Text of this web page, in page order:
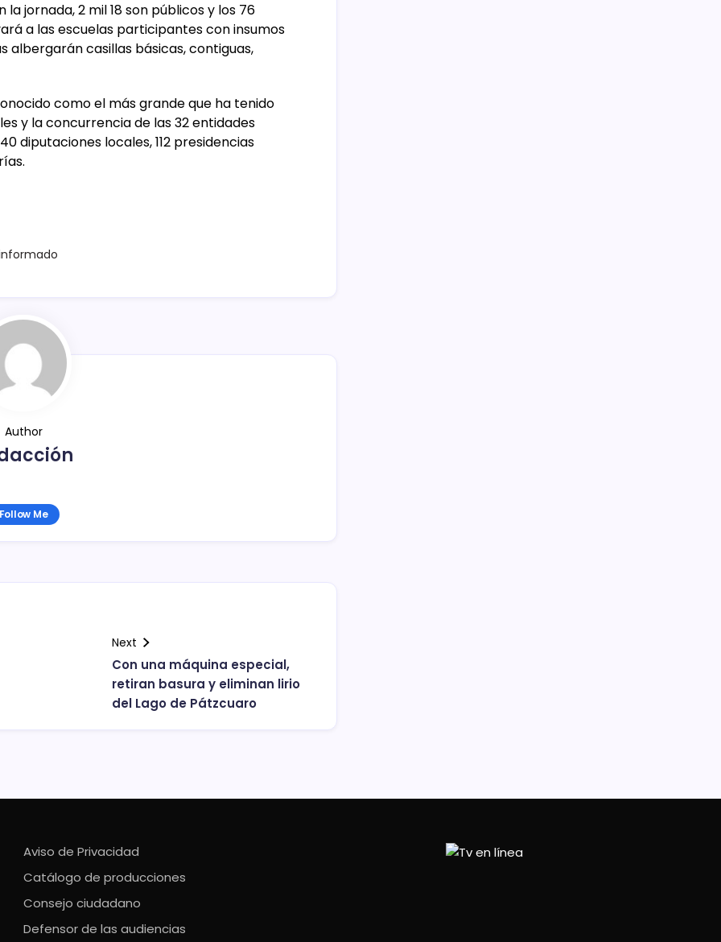
jornada, 2 mil 18 son públicos y los 76
a las escuelas participantes con insumos
albergarán casillas básicas, contiguas,
como el más grande que ha tenido
y la concurrencia de las 32 entidades
diputaciones locales, 112 presidencias
Author
Follow Me
Next
Con una máquina especial,
retiran basura y eliminan lirio
del Lago de Pátzcuaro
Aviso de Privacidad
Catálogo de producciones
Consejo ciudadano
Defensor de las audiencias